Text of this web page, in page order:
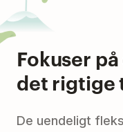
Fokuser
det rigtige
De uendeligt